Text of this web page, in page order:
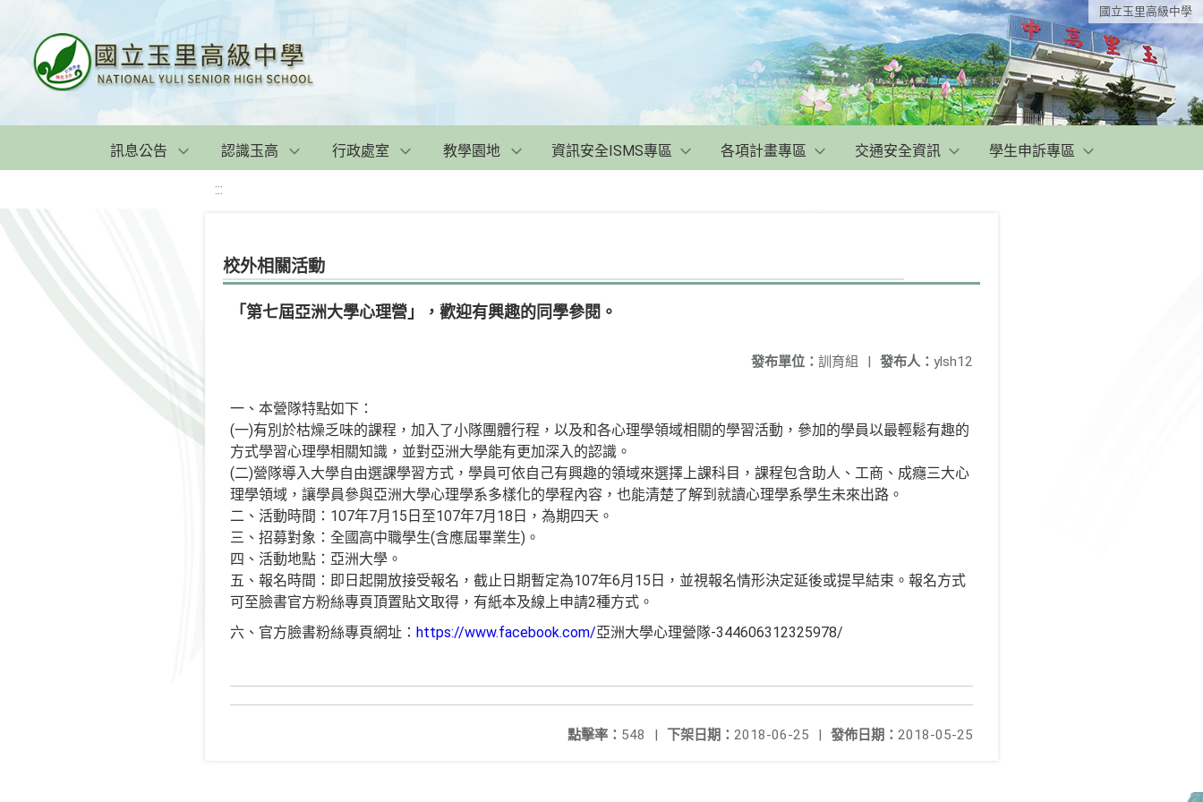
國立玉里高級中學
訊息公告 認識玉高 行政處室 教學園地 資訊安全ISMS專區 各項計畫專區 交通安全資訊 學生申訴專區
:::
校外相關活動
「第七屆亞洲大學心理營」，歡迎有興趣的同學參閱。
發布人： ylsh12
發布單位： 訓育組 |
一、本營隊特點如下：
(一)有別於枯燥乏味的課程，加入了小隊團體行程，以及和各心理學領域相關的學習活動，參加的學員以最輕鬆有趣的
方式學習心理學相關知識，並對亞洲大學能有更加深入的認識。
(二)營隊導入大學自由選課學習方式，學員可依自己有興趣的領域來選擇上課科目，課程包含助人、工商、成癮三大心
理學領域，讓學員參與亞洲大學心理學系多樣化的學程內容，也能清楚了解到就讀心理學系學生未來出路。
二、活動時間：107年7月15日至107年7月18日，為期四天。
三、招募對象：全國高中職學生(含應屆畢業生)。
四、活動地點：亞洲大學。
五、報名時間：即日起開放接受報名，截止日期暫定為107年6月15日，並視報名情形決定延後或提早結束。報名方式
可至臉書官方粉絲專頁頂置貼文取得，有紙本及線上申請2種方式。
六、官方臉書粉絲專頁網址： https://www.facebook.com/亞洲大學心理營隊-344606312325978/
發佈日期： 2018-05-25
下架日期： 2018-06-25 |
點擊率： 548 |